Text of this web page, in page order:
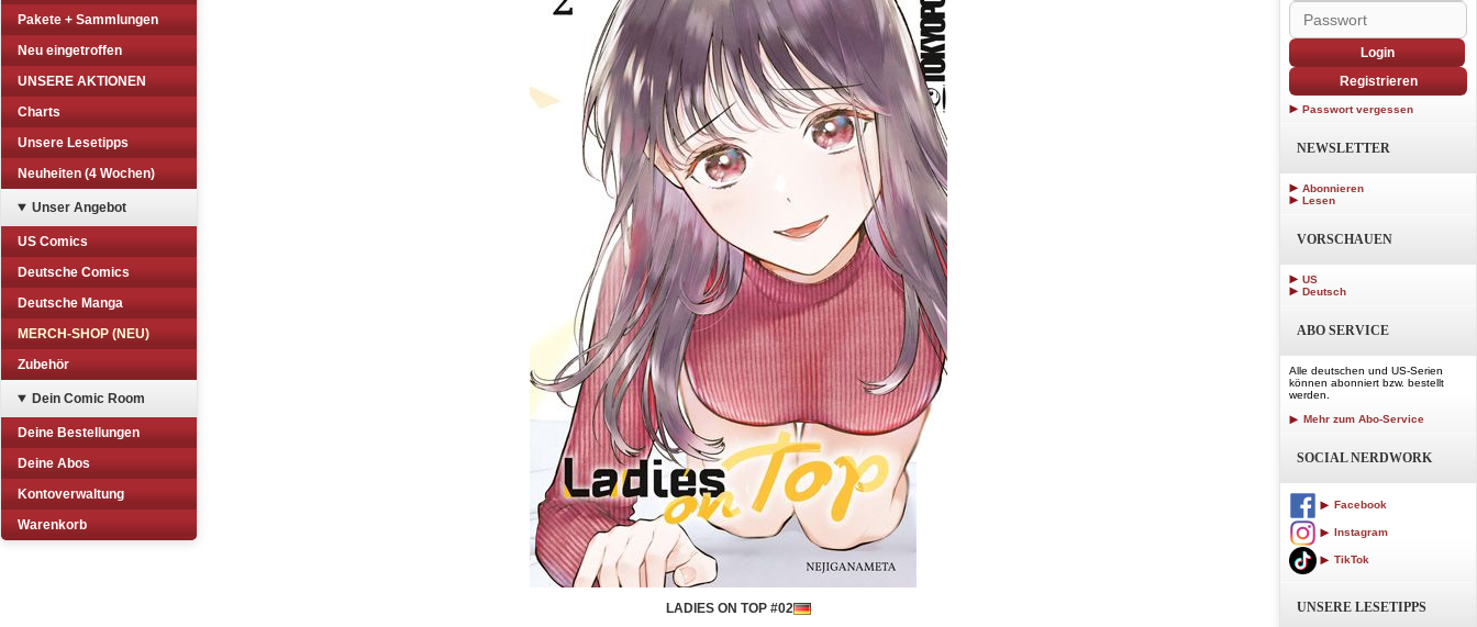
Pakete + Sammlungen
Neu eingetroffen
UNSERE AKTIONEN
Charts
Unsere Lesetipps
Neuheiten (4 Wochen)
Unser Angebot
US Comics
Deutsche Comics
Deutsche Manga
MERCH-SHOP (NEU)
Zubehör
Dein Comic Room
Deine Bestellungen
Deine Abos
Kontoverwaltung
Warenkorb
LADIES ON TOP #02
Login
Registrieren
Passwort vergessen
NEWSLETTER
Abonnieren
Lesen
VORSCHAUEN
US
Deutsch
ABO SERVICE
Alle deutschen und US-Serien
können abonniert bzw. bestellt
werden.
Mehr zum Abo-Service
SOCIAL NERDWORK
Facebook
Instagram
TikTok
UNSERE LESETIPPS